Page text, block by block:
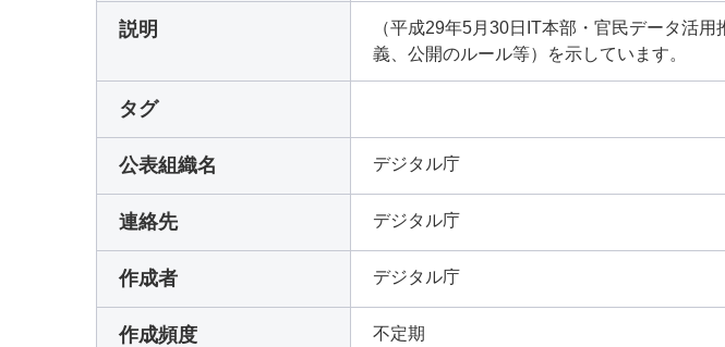
説明
（平成29年5月30日IT本部・官民データ活
義、公開のルール等）を示しています。
タグ
公表組織名 デジタル庁
連絡先 デジタル庁
作成者 デジタル庁
作成頻度 不定期